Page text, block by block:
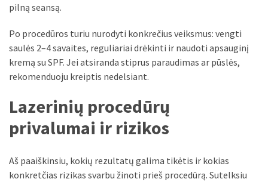
pilną seansą.
Po procedūros turiu nurodyti konkrečius veiksmus: vengti
saulės 2–4 savaites, reguliariai drėkinti ir naudoti apsauginį
kremą su SPF. Jei atsiranda stiprus paraudimas ar pūslės,
rekomenduoju kreiptis nedelsiant.
Lazerinių procedūrų
privalumai ir rizikos
Aš paaiškinsiu, kokių rezultatų galima tikėtis ir kokias
konkretčias rizikas svarbu žinoti prieš procedūrą. Sutelksiu